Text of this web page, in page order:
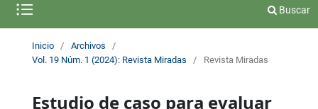
Buscar
Inicio / Archivos
/
Vol. 19 Núm. 1 (2024): Revista Miradas
/ Revista Miradas
Estudio de caso para evaluar